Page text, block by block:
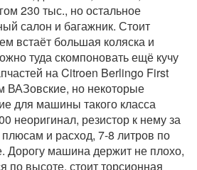
230 тыс., но остальное
салон и багажник. Стоит
встаёт большая коляска и
туда скомпоновать ещё кучу
на Citroen Berlingo First
ВАЗовские, но некоторые
для машины такого класса
неоригинал, резистор к нему за
плюсам и расход, 7-8 литров по
Дорогу машина держит не плохо,
по высоте, стоит торсионная